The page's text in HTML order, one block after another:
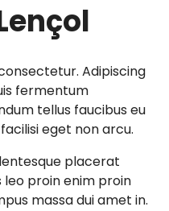
Adipiscing
fermentum
tellus faucibus eu
eget non arcu.
placerat
leo proin enim proin
massa dui amet in.